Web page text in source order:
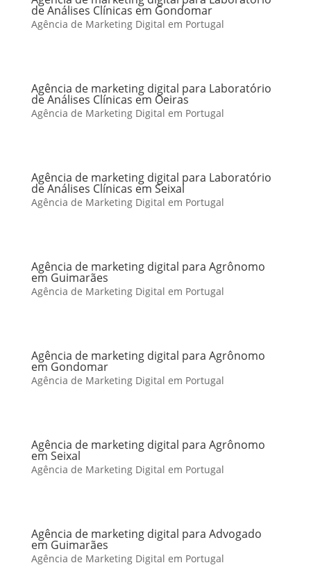
de Análises Clínicas em Gondomar
Agência de Marketing Digital em Portugal
Agência de marketing digital para Laboratório
de Análises Clínicas em Oeiras
Agência de Marketing Digital em Portugal
Agência de marketing digital para Laboratório
de Análises Clínicas em Seixal
Agência de Marketing Digital em Portugal
Agência de marketing digital para Agrônomo
em Guimarães
Agência de Marketing Digital em Portugal
Agência de marketing digital para Agrônomo
em Gondomar
Agência de Marketing Digital em Portugal
Agência de marketing digital para Agrônomo
em Seixal
Agência de Marketing Digital em Portugal
Agência de marketing digital para Advogado
em Guimarães
Agência de Marketing Digital em Portugal